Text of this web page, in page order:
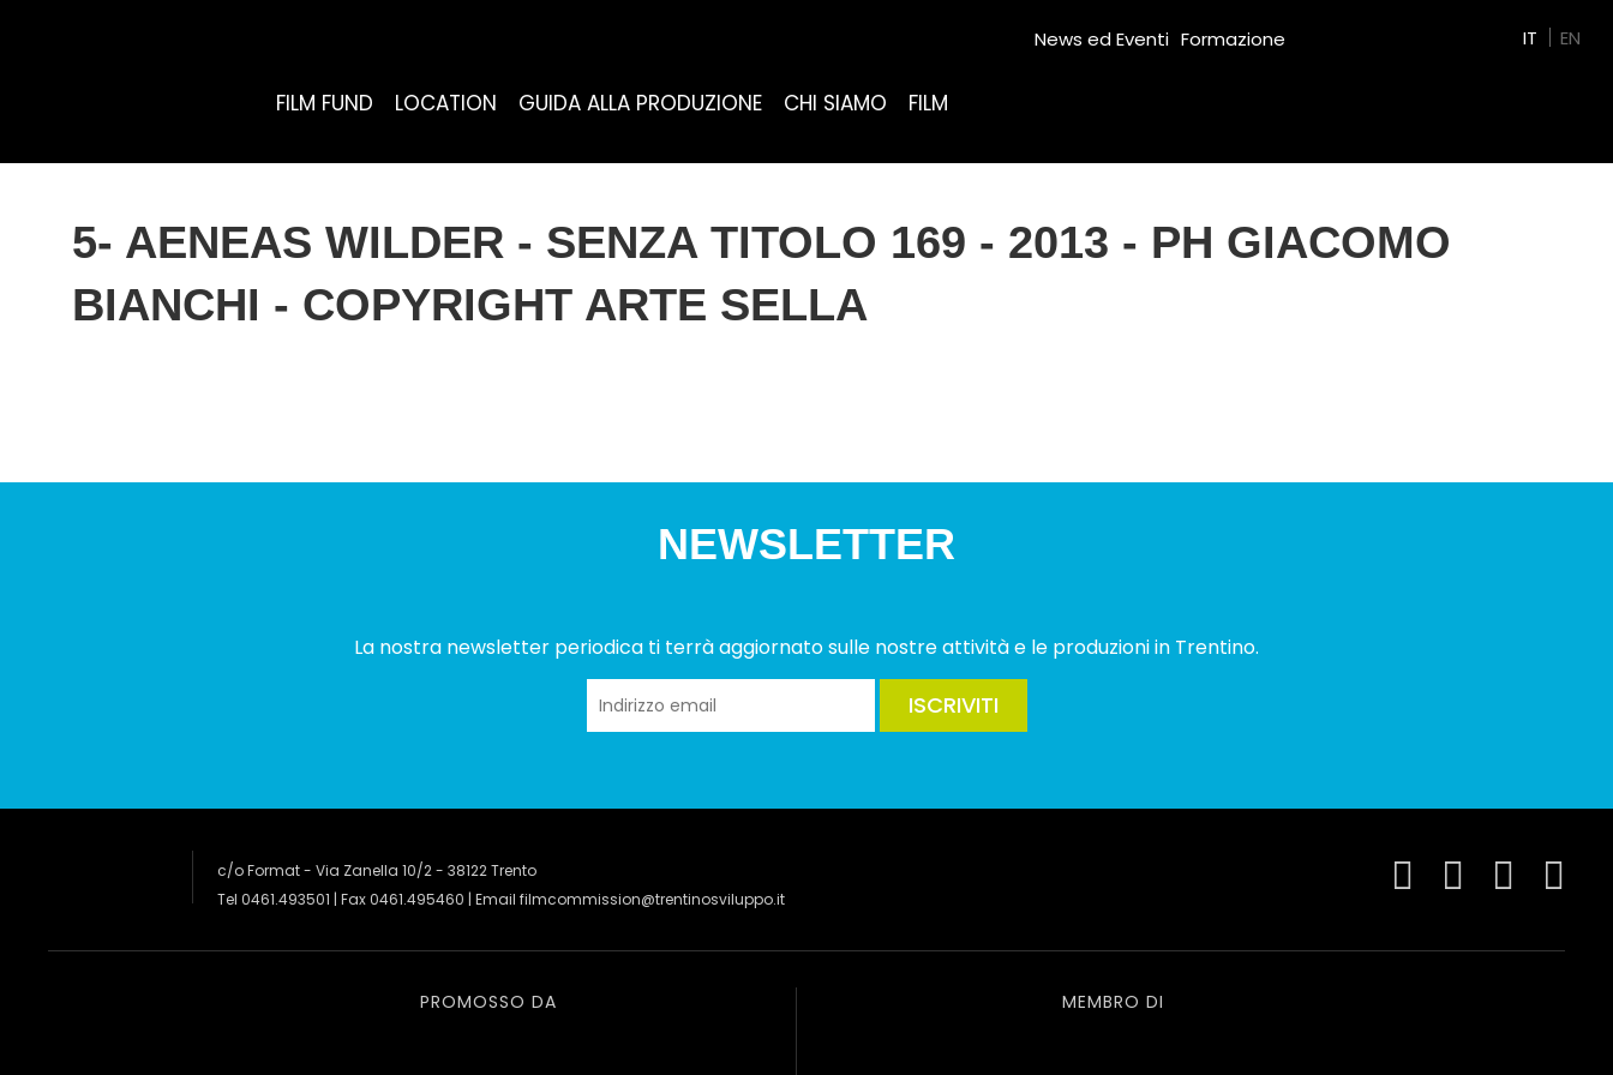
FILM FUND LOCATION GUIDA ALLA PRODUZIONE CHI SIAMO FILM
News ed Eventi Formazione IT EN
5- AENEAS WILDER - SENZA TITOLO 169 - 2013 - PH GIACOMO
BIANCHI - COPYRIGHT ARTE SELLA
NEWSLETTER
La nostra newsletter periodica ti terrà aggiornato sulle nostre attività e le produzioni in Trentino.
ISCRIVITI
c/o Format - Via Zanella 10/2 - 38122 Trento
Tel 0461.493501 | Fax 0461.495460 | Email filmcommission@trentinosviluppo.it
PROMOSSO DA MEMBRO DI